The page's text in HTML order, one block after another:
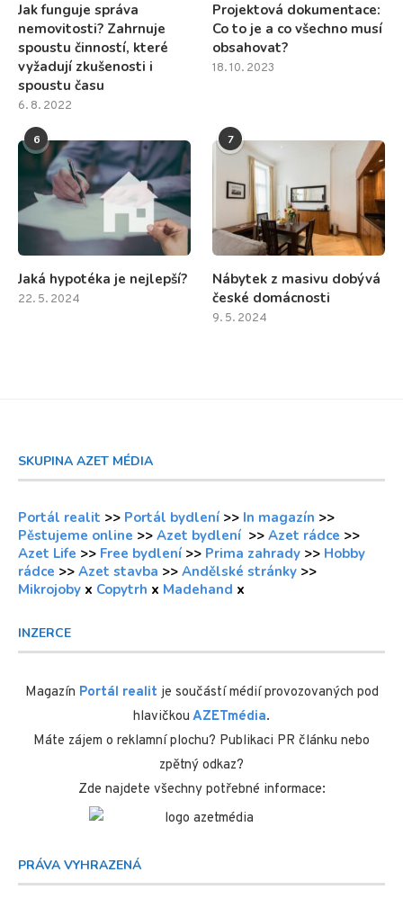
Jak funguje správa
nemovitosti? Zahrnuje
spoustu činností, které
vyžadují zkušenosti i
spoustu času
6. 8. 2022
Projektová dokumentace:
Co to je a co všechno musí
obsahovat?
18. 10. 2023
6
Jaká hypotéka je nejlepší?
22. 5. 2024
7
Nábytek z masivu dobývá
české domácnosti
9. 5. 2024
SKUPINA AZET MÉDIA
Portál realit >> Portál bydlení >> In magazín >>
Pěstujeme online >> Azet bydlení >> Azet rádce >>
Azet Life >> Free bydlení >> Prima zahrady >> Hobby
rádce >> Azet stavba >> Andělské stránky >>
Mikrojoby x Copytrh x Madehand x
INZERCE
Magazín Portál realit je součástí médií provozovaných pod
hlavičkou AZETmédia.
Máte zájem o reklamní plochu? Publikaci PR článku nebo
zpětný odkaz?
Zde najdete všechny potřebné informace:
PRÁVA VYHRAZENÁ